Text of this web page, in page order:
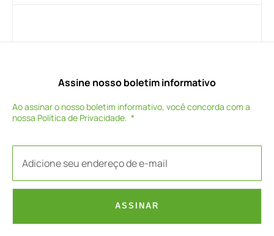
Assine nosso boletim informativo
Ao assinar o nosso boletim informativo, você concorda com a
nossa Política de Privacidade.
ASSINAR